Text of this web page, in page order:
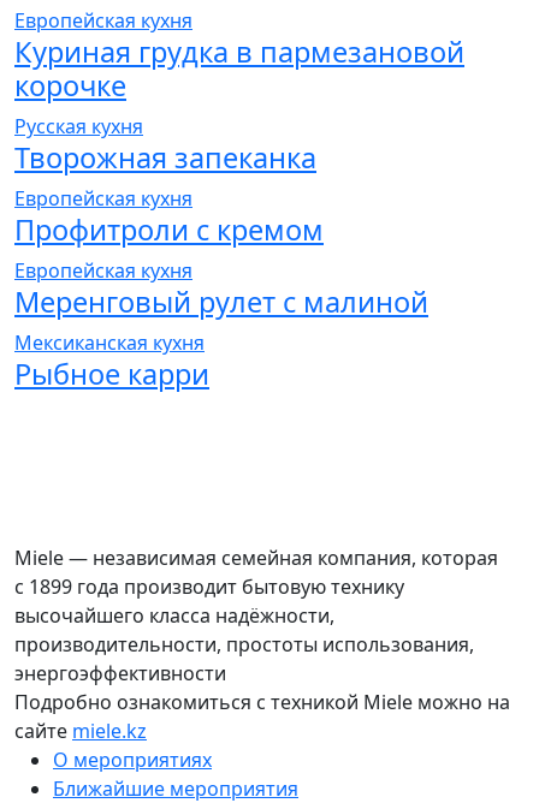
Европейская кухня
Куриная грудка в пармезановой
корочке
Русская кухня
Творожная запеканка
Европейская кухня
Профитроли с кремом
Европейская кухня
Меренговый рулет с малиной
Мексиканская кухня
Рыбное карри
Miele — независимая семейная компания, которая
с 1899 года производит бытовую технику
высочайшего класса надёжности,
производительности, простоты использования,
энергоэффективности
Подробно ознакомиться с техникой Miele можно на
сайте miele.kz
О мероприятиях
Ближайшие мероприятия